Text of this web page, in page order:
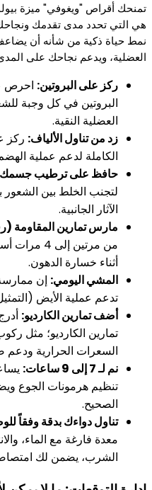
تمنحك أقراص "ويغوفي" ميزة
هي التي تحدد مدى تقدمك
نمط حياة ذكية من شأنه أن
العضلية، ويدعم نجاحك على
ركز على البروتين:
البروتين في كل وجبة
العضلية النقية.
زد من تناول الألياف: ركز
الكاملة لدعم عملية
حافظ على ترطيب
لتجنب الخلط بين
الآثار الجانبية.
مارس تمارين المقاومة
من مرتين
أثناء خسارة الدهون.
المشي اليومي:
تدعم عملية الأيض
أضف تمارين الكارديو:
تمارين الكارديو؛ مثل
السعرات الحرارية
نم لـ 7 إلى 9 ساعات:
تنظيم هرمونات الجوع
الصحيح.
تناول دواءك بدقة وفقاً
الشرب، يضمن لك امتصاصاً